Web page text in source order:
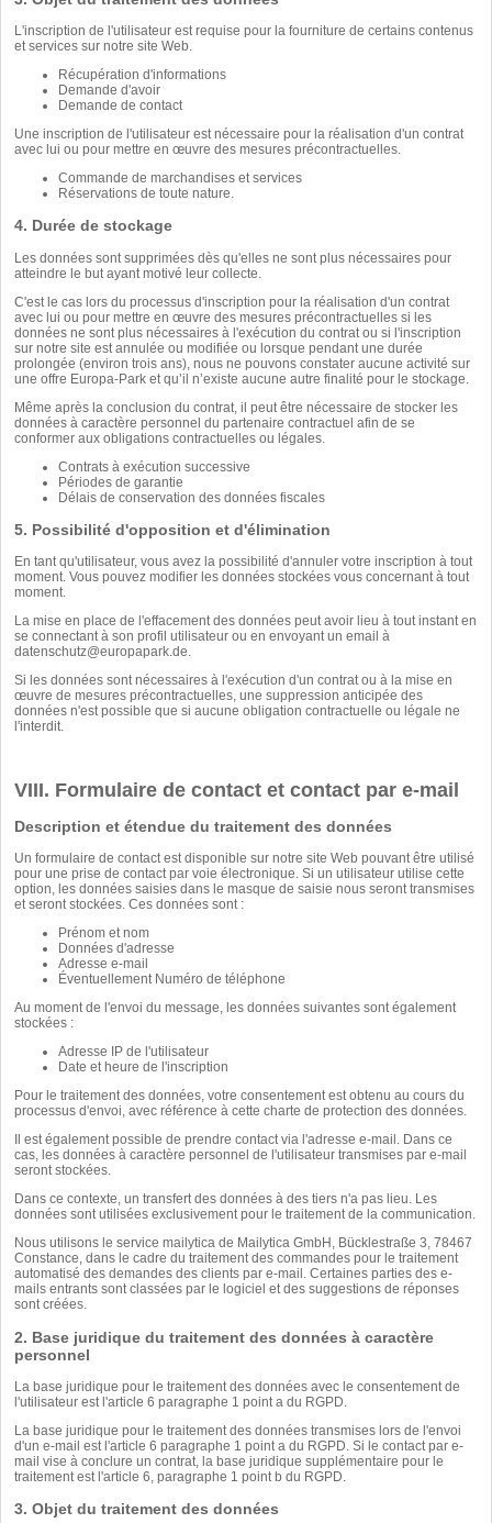
L'inscription de l'utilisateur est requise pour la fourniture de certains contenus
et services sur notre site Web.
Récupération d'informations
Demande d'avoir
Demande de contact
Une inscription de l'utilisateur est nécessaire pour la réalisation d'un contrat
avec lui ou pour mettre en œuvre des mesures précontractuelles.
Commande de marchandises et services
Réservations de toute nature.
4. Durée de stockage
Les données sont supprimées dès qu'elles ne sont plus nécessaires pour
atteindre le but ayant motivé leur collecte.
C'est le cas lors du processus d'inscription pour la réalisation d'un contrat
avec lui ou pour mettre en œuvre des mesures précontractuelles si les
données ne sont plus nécessaires à l'exécution du contrat ou si l'inscription
sur notre site est annulée ou modifiée ou lorsque pendant une durée
prolongée (environ trois ans), nous ne pouvons constater aucune activité sur
une offre Europa-Park et qu’il n’existe aucune autre finalité pour le stockage.
Même après la conclusion du contrat, il peut être nécessaire de stocker les
données à caractère personnel du partenaire contractuel afin de se
conformer aux obligations contractuelles ou légales.
Contrats à exécution successive
Périodes de garantie
Délais de conservation des données fiscales
5. Possibilité d'opposition et d'élimination
En tant qu'utilisateur, vous avez la possibilité d'annuler votre inscription à tout
moment. Vous pouvez modifier les données stockées vous concernant à tout
moment.
La mise en place de l'effacement des données peut avoir lieu à tout instant en
se connectant à son profil utilisateur ou en envoyant un email à
datenschutz@europapark.de
Si les données sont nécessaires à l'exécution d'un contrat ou à la mise en
œuvre de mesures précontractuelles, une suppression anticipée des
données n'est possible que si aucune obligation contractuelle ou légale ne
l'interdit.
VIII. Formulaire de contact et contact par e-mail
Description et étendue du traitement des données
Un formulaire de contact est disponible sur notre site Web pouvant être utilisé
pour une prise de contact par voie électronique. Si un utilisateur utilise cette
option, les données saisies dans le masque de saisie nous seront transmises
et seront stockées. Ces données sont :
Prénom et nom
Données d'adresse
Adresse e-mail
Éventuellement Numéro de téléphone
Au moment de l'envoi du message, les données suivantes sont également
stockées :
Adresse IP de l'utilisateur
Date et heure de l'inscription
Pour le traitement des données, votre consentement est obtenu au cours du
processus d'envoi, avec référence à cette charte de protection des données.
Il est également possible de prendre contact via l'adresse e-mail. Dans ce
cas, les données à caractère personnel de l'utilisateur transmises par e-mail
seront stockées.
Dans ce contexte, un transfert des données à des tiers n'a pas lieu. Les
données sont utilisées exclusivement pour le traitement de la communication.
Nous utilisons le service mailytica de Mailytica GmbH, Bücklestraße 3, 78467
Constance, dans le cadre du traitement des commandes pour le traitement
automatisé des demandes des clients par e-mail. Certaines parties des e-
mails entrants sont classées par le logiciel et des suggestions de réponses
sont créées.
2. Base juridique du traitement des données à caractère
personnel
La base juridique pour le traitement des données avec le consentement de
l'utilisateur est l'article 6 paragraphe 1 point a du RGPD.
La base juridique pour le traitement des données transmises lors de l'envoi
d'un e-mail est l'article 6 paragraphe 1 point a du RGPD. Si le contact par e-
mail vise à conclure un contrat, la base juridique supplémentaire pour le
traitement est l'article 6, paragraphe 1 point b du RGPD.
3. Objet du traitement des données